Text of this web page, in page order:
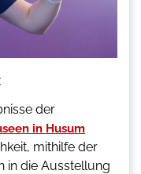
der
in Husum
mithilfe der
in die Ausstellung